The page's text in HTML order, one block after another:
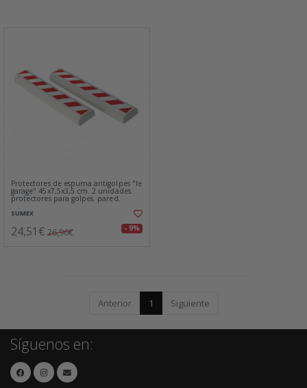
Protectores de espuma antigolpes "le
garage" 45x7,5x3,5 cm. 2 unidades.
protectores para golpes. pared.
SUMEX
24,51€ 26,96€ - 9%
Anterior 1 Siguiente
Síguenos en: